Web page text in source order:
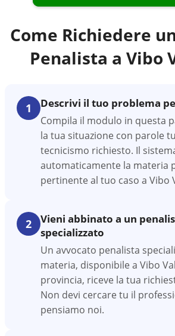
Come Richiedere
Penalista a Vibo
1 Descrivi il tuo problema
Compila il modulo in questa
la tua situazione con parole
tecnicismo richiesto. Il
automaticamente la materia
pertinente al tuo caso a Vibo
2
Vieni abbinato a un
specializzato
Un avvocato penalista
materia, disponibile a Vibo
provincia, riceve la tua
Non devi cercare tu il
pensiamo noi.